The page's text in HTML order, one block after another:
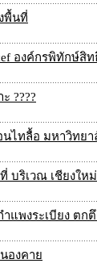
พื้นที่
องค์กรพิทักษ์สิ
????
ไทลื้อ มหาวิทยา
บริเวณ เชียงใ
แพงระเบียง ตก
องคาย